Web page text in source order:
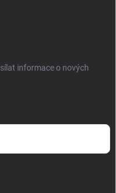
informace o nových